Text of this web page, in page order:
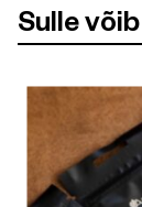
Sulle